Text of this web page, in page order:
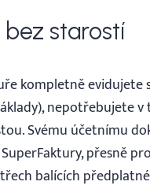
bez starostí
kompletně evidujete
nepotřebujete
Svému účetnímu
přesně
balících